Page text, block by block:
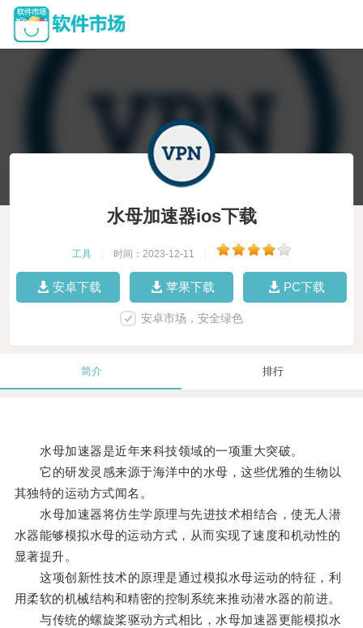
水母加速器ios下载
工具 时间：2023-12-11
安卓下载 苹果下载 PC下载
安卓市场，安全绿色
简介 排行
水母加速器是近年来科技领域的一项重大突破。
它的研发灵感来源于海洋中的水母，这些优雅的生物以
其独特的运动方式闻名。
水母加速器将仿生学原理与先进技术相结合，使无人潜
水器能够模拟水母的运动方式，从而实现了速度和机动性的
显著提升。
这项创新性技术的原理是通过模拟水母运动的特征，利
用柔软的机械结构和精密的控制系统来推动潜水器的前进。
与传统的螺旋桨驱动方式相比，水母加速器更能模拟水